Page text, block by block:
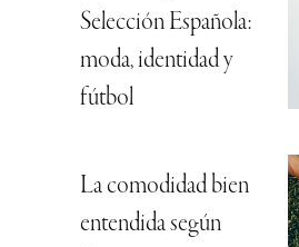
Selección Española:
moda, identidad y
fútbol
La comodidad bien
entendida según